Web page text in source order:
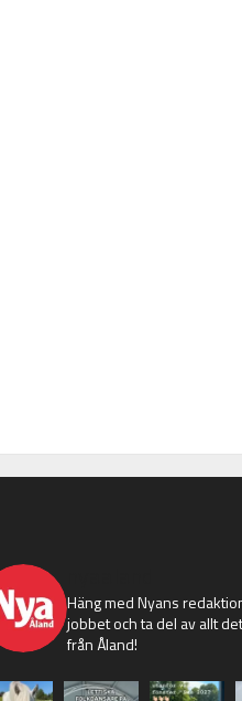
Häng med Nyans
jobbet och ta del av allt
från Åland!